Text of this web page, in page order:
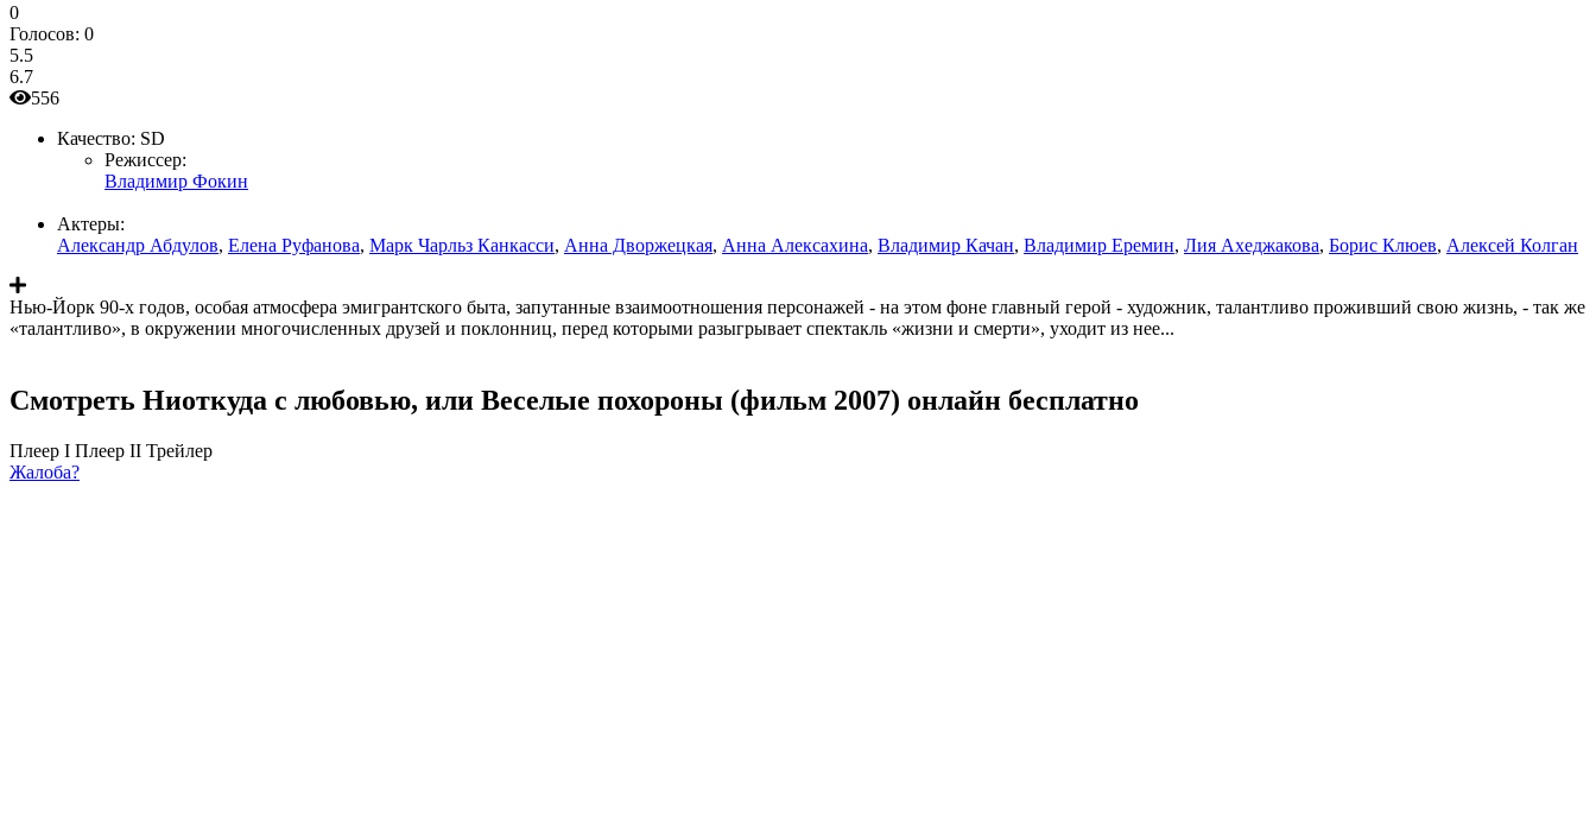
0
Голосов: 0
5.5
6.7
556
Качество: SD
Режиссер:
Владимир Фокин
Актеры:
Александр Абдулов, Елена Руфанова, Марк Чарльз Канкасси, Анна Дворжецкая, Анна Алексахина, Владимир Качан, Владимир Еремин, Лия Ахеджакова, Борис Клюев, Алексей Колган
Нью-Йорк 90-х годов, особая атмосфера эмигрантского быта, запутанные взаимоотношения персонажей - на этом фоне главный герой - художник, талантливо проживший свою жизнь, - так же
«талантливо», в окружении многочисленных друзей и поклонниц, перед которыми разыгрывает спектакль «жизни и смерти», уходит из нее...
Смотреть Ниоткуда с любовью, или Веселые похороны (фильм 2007) онлайн бесплатно
Плеер I Плеер II Трейлер
Жалоба?